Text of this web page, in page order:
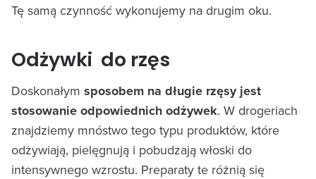
Tę samą czynność wykonujemy na drugim oku.
Odżywki do rzęs
Doskonałym sposobem na długie rzęsy jest
stosowanie odpowiednich odżywek. W drogeriach
znajdziemy mnóstwo tego typu produktów, które
odżywiają, pielęgnują i pobudzają włoski do
intensywnego wzrostu. Preparaty te różnią się